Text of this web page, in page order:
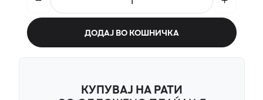
ДОДАЈ ВО КОШНИЧКА
КУПУВАЈ НА РАТИ